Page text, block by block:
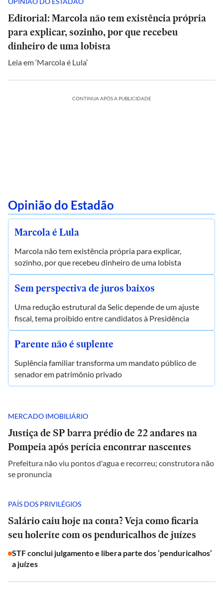
Editorial: Marcola não tem existência própria
para explicar, sozinho, por que recebeu
dinheiro de uma lobista
Leia em ‘Marcola é Lula’
CONTINUA APÓS A PUBLICIDADE
Opinião do Estadão
Marcola é Lula
Marcola não tem existência própria para explicar,
sozinho, por que recebeu dinheiro de uma lobista
Sem perspectiva de juros baixos
Uma redução estrutural da Selic depende de um ajuste
fiscal, tema proibido entre candidatos à Presidência
Parente não é suplente
Suplência familiar transforma um mandato público de
senador em patrimônio privado
MERCADO IMOBILIÁRIO
Justiça de SP barra prédio de 22 andares na
Pompeia após perícia encontrar nascentes
Prefeitura não viu pontos d'agua e recorreu; construtora não
se pronuncia
PAÍS DOS PRIVILÉGIOS
Salário caiu hoje na conta? Veja como ficaria
seu holerite com os penduricalhos de juízes
STF conclui julgamento e libera parte dos ‘penduricalhos’
a juízes